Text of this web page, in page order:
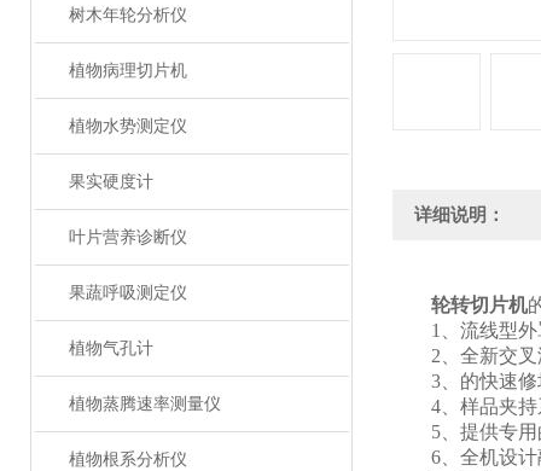
树木年轮分析仪
植物病理切片机
植物水势测定仪
果实硬度计
叶片营养诊断仪
果蔬呼吸测定仪
植物气孔计
植物蒸腾速率测量仪
植物根系分析仪
详细说明：
轮转切片机
1、流线型外罩
2、全新交叉滚
3、的快速修
4、样品夹持
5、提供专用的
6、全机设计